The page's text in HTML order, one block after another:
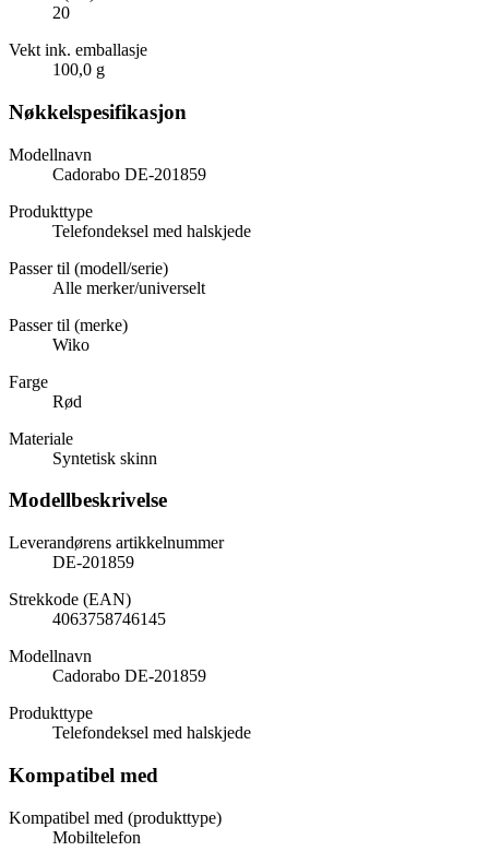
20
Vekt ink. emballasje
100,0 g
Nøkkelspesifikasjon
Modellnavn
Cadorabo DE-201859
Produkttype
Telefondeksel med halskjede
Passer til (modell/serie)
Alle merker/universelt
Passer til (merke)
Wiko
Farge
Rød
Materiale
Syntetisk skinn
Modellbeskrivelse
Leverandørens artikkelnummer
DE-201859
Strekkode (EAN)
4063758746145
Modellnavn
Cadorabo DE-201859
Produkttype
Telefondeksel med halskjede
Kompatibel med
Kompatibel med (produkttype)
Mobiltelefon